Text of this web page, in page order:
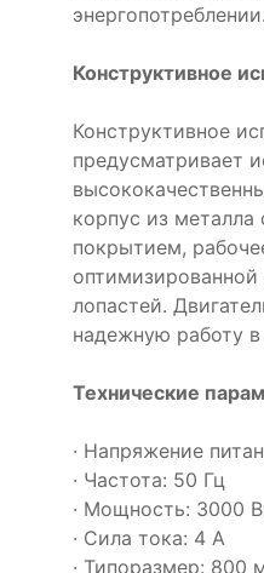
энергопотреблении.
Конструктивное
Конструктивное
предусматривает
корпус из
покрытием,
лопастей.
надежную работу
Технические
· Напряжение
· Частота: 50 Гц
· Мощность: 3000
· Сила тока: 4 А
· Типоразмер: 800